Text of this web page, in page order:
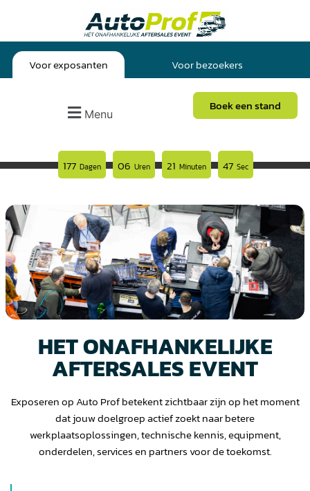
Voor exposanten Voor bezoekers
Menu
Boek een stand
177 Dagen 06 Uren 21 Minuten 46 Sec
HET ONAFHANKELIJKE
AFTERSALES EVENT
Exposeren op Auto Prof betekent zichtbaar zijn op het moment
dat jouw doelgroep actief zoekt naar betere
werkplaatsoplossingen, technische kennis, equipment,
onderdelen, services en partners voor de toekomst.